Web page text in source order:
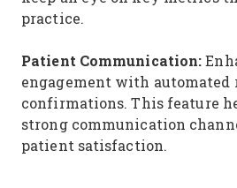
practice.
Patient Communication:
engagement with automated
confirmations. This feature
strong communication
patient satisfaction.